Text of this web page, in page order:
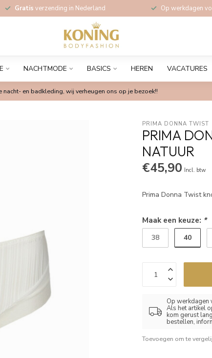
Gratis verzending in Nederland Op werkdagen
NACHTMODE BASICS HEREN VACATURES
en badkleding, wij verheugen ons op je bezoek!!
PRIMA DONNA TWIST
PRIMA
NATUUR
€45,90 Incl. btw
Prima Donna Twist
Maak een keuze: *
38 40
Op werkdagen
Als het artikel
kom gerust
bestellen,
Toevoegen om te